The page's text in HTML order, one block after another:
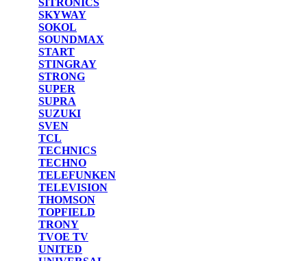
SITRONICS
SKYWAY
SOKOL
SOUNDMAX
START
STINGRAY
STRONG
SUPER
SUPRA
SUZUKI
SVEN
TCL
TECHNICS
TECHNO
TELEFUNKEN
TELEVISION
THOMSON
TOPFIELD
TRONY
TVOE TV
UNITED